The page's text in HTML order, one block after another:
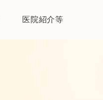
医院紹介等